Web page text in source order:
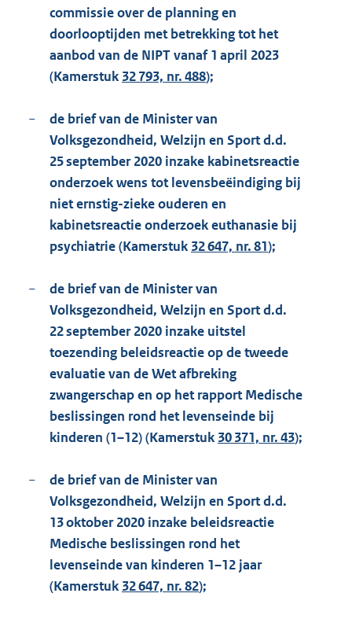
commissie over de planning en
doorlooptijden met betrekking tot het
aanbod van de NIPT vanaf 1 april 2023
(Kamerstuk 32 793, nr. 488);
−
de brief van de Minister van
Volksgezondheid, Welzijn en Sport d.d.
25 september 2020 inzake kabinetsreactie
onderzoek wens tot levensbeëindiging bij
niet ernstig-zieke ouderen en
kabinetsreactie onderzoek euthanasie bij
psychiatrie (Kamerstuk 32 647, nr. 81);
−
de brief van de Minister van
Volksgezondheid, Welzijn en Sport d.d.
22 september 2020 inzake uitstel
toezending beleidsreactie op de tweede
evaluatie van de Wet afbreking
zwangerschap en op het rapport Medische
beslissingen rond het levenseinde bij
kinderen (1–12) (Kamerstuk 30 371, nr. 43);
−
de brief van de Minister van
Volksgezondheid, Welzijn en Sport d.d.
13 oktober 2020 inzake beleidsreactie
Medische beslissingen rond het
levenseinde van kinderen 1–12 jaar
(Kamerstuk 32 647, nr. 82);